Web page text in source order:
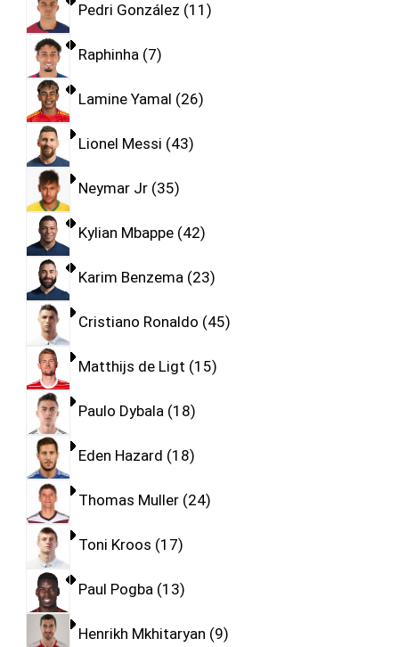
Pedri González 11
Raphinha 7
Lamine Yamal 26
Lionel Messi 43
Neymar Jr 35
Kylian Mbappe 42
Karim Benzema 23
Cristiano Ronaldo 45
Matthijs de Ligt 15
Paulo Dybala 18
Eden Hazard 18
Thomas Muller 24
Toni Kroos 17
Paul Pogba 13
Henrikh Mkhitaryan 9